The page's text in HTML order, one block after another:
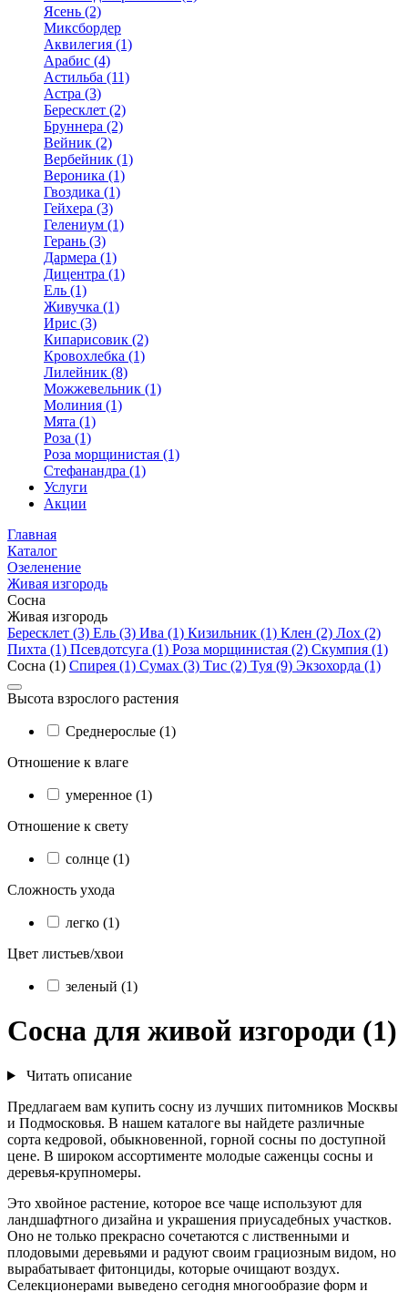
Ясень (2)
Миксбордер
Аквилегия (1)
Арабис (4)
Астильба (11)
Астра (3)
Бересклет (2)
Бруннера (2)
Вейник (2)
Вербейник (1)
Вероника (1)
Гвоздика (1)
Гейхера (3)
Гелениум (1)
Герань (3)
Дармера (1)
Дицентра (1)
Ель (1)
Живучка (1)
Ирис (3)
Кипарисовик (2)
Кровохлебка (1)
Лилейник (8)
Можжевельник (1)
Молиния (1)
Мята (1)
Роза (1)
Роза морщинистая (1)
Стефанандра (1)
Услуги
Акции
Главная
Каталог
Озеленение
Живая изгородь
Сосна
Живая изгородь
Бересклет (3) Ель (3) Ива (1) Кизильник (1) Клен (2) Лох (2)
Пихта (1) Псевдотсуга (1) Роза морщинистая (2) Скумпия (1)
Сосна (1) Спирея (1) Сумах (3) Тис (2) Туя (9) Экзохорда (1)
Высота взрослого растения
Cреднерослые (1)
Отношение к влаге
умеренное (1)
Отношение к свету
солнце (1)
Сложность ухода
легко (1)
Цвет листьев/хвои
зеленый (1)
Сосна для живой изгороди (1)
Читать описание
Предлагаем вам купить сосну из лучших питомников Москвы
и Подмосковья. В нашем каталоге вы найдете различные
сорта кедровой, обыкновенной, горной сосны по доступной
цене. В широком ассортименте молодые саженцы сосны и
деревья-крупномеры.
Это хвойное растение, которое все чаще используют для
ландшафтного дизайна и украшения приусадебных участков.
Оно не только прекрасно сочетаются с лиственными и
плодовыми деревьями и радуют своим грациозным видом, но
вырабатывает фитонциды, которые очищают воздух.
Селекционерами выведено сегодня многообразие форм и